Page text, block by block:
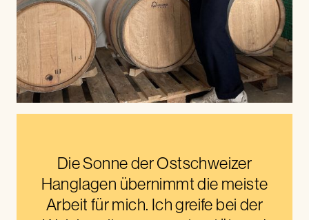
Die Sonne der Ostschweizer
Hanglagen übernimmt die meiste
Arbeit für mich. Ich greife bei der